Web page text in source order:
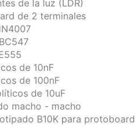
de la luz (LDR)
de 2 terminales
de 10nF
de 100nF
de 10uF
macho - macho
B10K para protoboard